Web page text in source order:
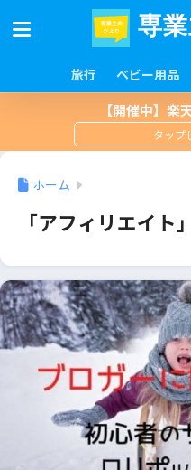
専
旅行 ベビー用品
【開催中】楽
ホーム
「アフィリエイト